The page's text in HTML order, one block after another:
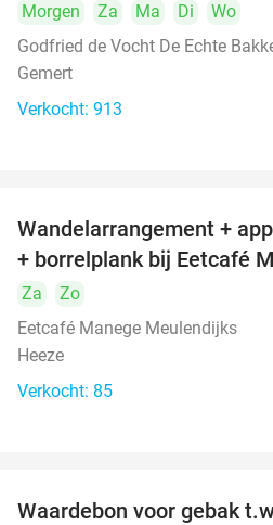
Morgen Za Ma Di
Wo
Godfried de Vocht De Echte
Gemert
Verkocht: 913
Wandelarrangement +
+ borrelplank bij Eetcafé
Za
Zo
Eetcafé Manege Meulendijks
Heeze
Verkocht: 85
Waardebon voor gebak